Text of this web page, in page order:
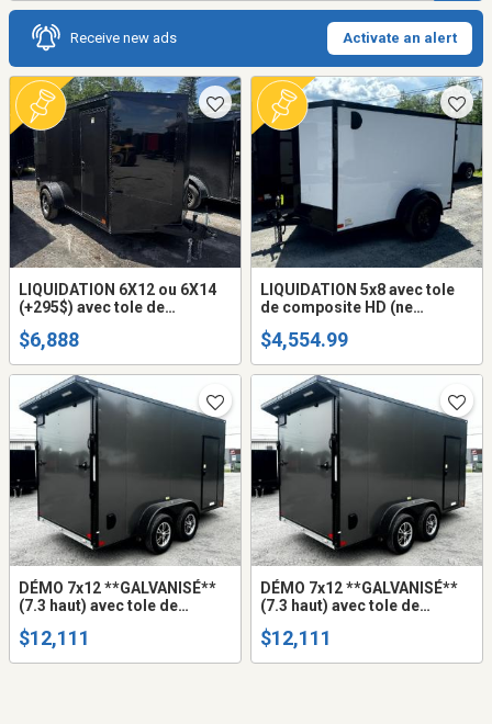
Receive new ads Activate an alert
LIQUIDATION 6X12 ou 6X14
(+295$) avec tole de
pas) remorque fermée trailer
peinturé ou galvanisé +$$$)
$6,888
LIQUIDATION 5x8 avec tole
de composite HD (ne
fermée 5.4 haut trailer cargo
galvanisé +$$$)
$4,554.99
DÉMO 7x12 **GALVANISÉ**
(7.3 haut) avec tole de
pas) remorque fermée trailer
$12,111
DÉMO 7x12 **GALVANISÉ**
(7.3 haut) avec tole de
pas) remorque fermée trailer
$12,111